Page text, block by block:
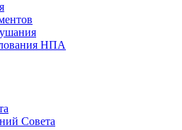
НПА
Совета